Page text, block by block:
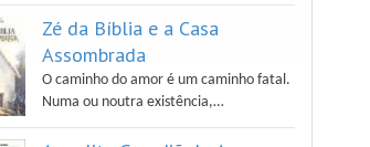
Zé da Bíblia e a Casa
Assombrada
O caminho do amor é um caminho fatal.
Numa ou noutra existência,…